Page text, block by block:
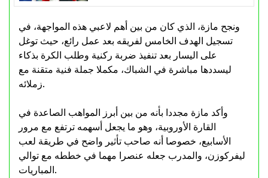
ونجح مازة، الذي كان من بين أهم لاعبي هذه المواجهة، في
تسجيل الهدف الخامس لفريقه بعد عمل رائع، حيث توغل
على اليسار بعد تنفيذ ضربة ركنية وطلب الكرة بذكاء
ليسددها مباشرة في الشباك، مكملا جملة فنية متقنة مع
زملائه.
وأكد مازة مجددا بأنه من بين أبرز المواهب الصاعدة في
القارة الأوروبية، وهو ما يجعل أسهمه ترتفع مع مرور
الأسابيع، خصوصا أنه صاحب تأثير واضح في طريقة لعب
ليفركوزن، والمدرب جعله عنصرا مهما في خططه مع توالي
المباريات.